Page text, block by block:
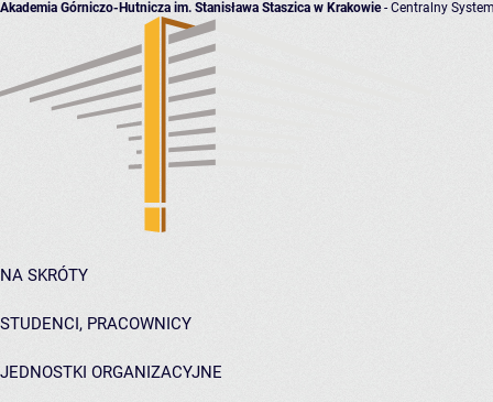
Akademia Górniczo-Hutnicza im. Stanisława Staszica w Krakowie- Centralny
NA SKRÓTY
STUDENCI, PRACOWNICY
JEDNOSTKI ORGANIZACYJNE